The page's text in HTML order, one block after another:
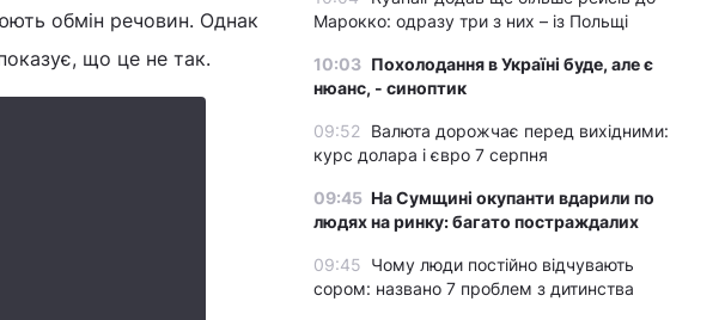
обмін речовин. Однак
що це не так.
Марокко: одразу три з них – із Польщі
10:03 Похолодання в Україні буде, але є
нюанс, - синоптик
09:52
Валюта дорожчає перед вихідними:
курс долара і євро 7 серпня
09:45 На Сумщині окупанти вдарили по
людях на ринку: багато постраждалих
09:45 Чому люди постійно відчувають
сором: названо 7 проблем з дитинства